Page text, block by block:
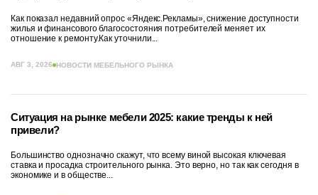
Как показал недавний опрос «Яндекс.Рекламы», снижение доступности
жилья и финансового благосостояния потребителей меняет их
отношение к ремонту.Как уточнили...
АВГ 3, 2026 НОВОСТИ МЕБЕЛЬНОГО РЫНКА
Ситуация на рынке мебели 2025: какие тренды к ней
привели?
Большинство однозначно скажут, что всему виной высокая ключевая
ставка и просадка строительного рынка. Это верно, но так как сегодня в
экономике и в обществе...